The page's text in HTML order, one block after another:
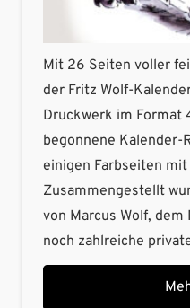
Mit 26 Seiten voller
der Fritz Wolf-
Druckwerk im
begonnene Kalender-
einigen Farbseiten
Zusammengestellt
von Marcus Wolf,
noch zahlreiche